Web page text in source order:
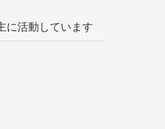
に活動しています